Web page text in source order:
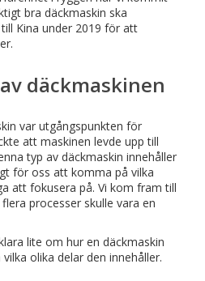
bra däckmaskin ska
Kina under 2019 för att
däckmaskinen
var utgångspunkten för
att maskinen levde upp till
typ av däckmaskin innehåller
för oss att komma på vilka
att fokusera på. Vi kom fram till
processer skulle vara en
lite om hur en däckmaskin
olika delar den innehåller.